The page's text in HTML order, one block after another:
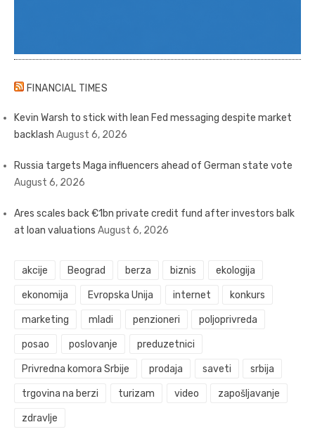
FINANCIAL TIMES
Kevin Warsh to stick with lean Fed messaging despite market
backlash August 6, 2026
Russia targets Maga influencers ahead of German state vote
August 6, 2026
Ares scales back €1bn private credit fund after investors balk
at loan valuations August 6, 2026
akcije Beograd berza biznis ekologija
ekonomija Evropska Unija internet konkurs
marketing mladi penzioneri poljoprivreda
posao poslovanje preduzetnici
Privredna komora Srbije prodaja saveti srbija
trgovina na berzi turizam video zapošljavanje
zdravlje